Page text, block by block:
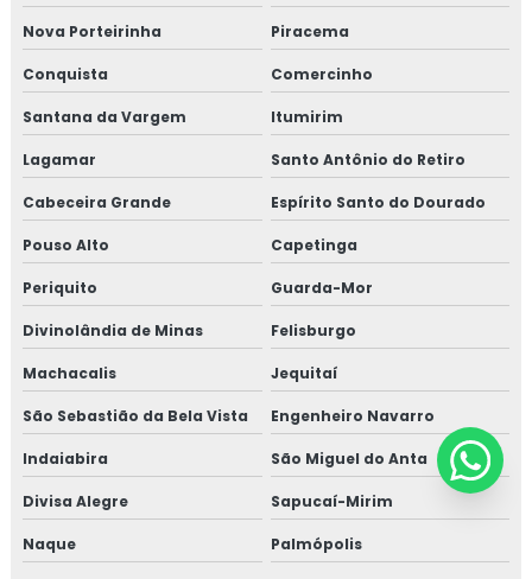
Nova Porteirinha Piracema
Conquista Comercinho
Santana da Vargem Itumirim
Lagamar Santo Antônio do Retiro
Cabeceira Grande Espírito Santo do Dourado
Pouso Alto Capetinga
Periquito Guarda-Mor
Divinolândia de Minas Felisburgo
Machacalis Jequitaí
São Sebastião da Bela Vista Engenheiro Navarro
Indaiabira São Miguel do Anta
Divisa Alegre Sapucaí-Mirim
Naque Palmópolis